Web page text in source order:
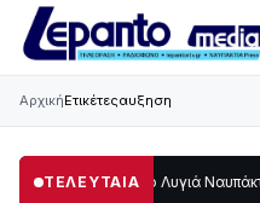
ΑρχικήΕτικέτεςαυξηση
ΤΕΛΕΥΤΑΙΑ
μέρος στο Λυγιά Ναυπάκτου12:08